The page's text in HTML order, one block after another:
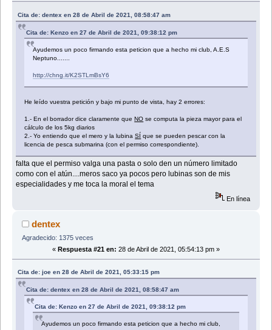
Cita de: dentex en 28 de Abril de 2021, 08:58:47 am
Cita de: Kenzo en 27 de Abril de 2021, 09:38:12 pm
Ayudemos un poco firmando esta peticion que a hecho mi club, A.E.S
Neptuno.......
http://chng.it/K2STLmBsY6
He leído vuestra petición y bajo mi punto de vista, hay 2 errores:
1.- En el borrador dice claramente queNO se computa la pieza mayor para el
cálculo de los 5kg diarios
2.- Yo entiendo que el mero y la lubinaSÍ que se pueden pescar con la
licencia de pesca submarina (con el permiso correspondiente).
falta que el permiso valga una pasta o solo den un número limitado
como con el atún....meros saco ya pocos pero lubinas son de mis
especialidades y me toca la moral el tema
En línea
dentex
Agradecido: 1375 veces
« Respuesta #21 en: 28 de Abril de 2021, 05:54:13 pm »
Cita de: joe en 28 de Abril de 2021, 05:33:15 pm
Cita de: dentex en 28 de Abril de 2021, 08:58:47 am
Cita de: Kenzo en 27 de Abril de 2021, 09:38:12 pm
Ayudemos un poco firmando esta peticion que a hecho mi club,